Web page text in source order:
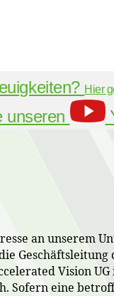
Hier
unseren
an unserem
Geschäftsleitung
Vision
Sofern eine